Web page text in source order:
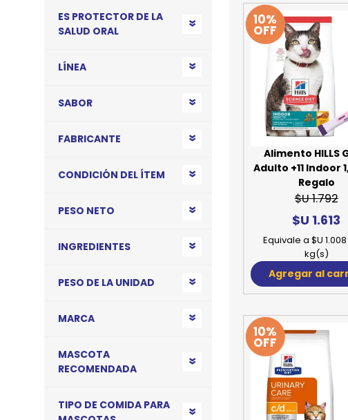
JUGUETES
COMEDEROS Y BEBEDEROS
CAMAS
10%
OFF
Alimento HILLS
Adulto +11 Indoor
Regalo
$U 1.792
$U 1.613
Equivale a $U 1.008
kg(s)
Agregar al
10%
OFF
ES PROTECTOR DE LA
SALUD ORAL
LÍNEA
SABOR
FABRICANTE
CONDICIÓN DEL ÍTEM
PESO NETO
INGREDIENTES
PESO DE LA UNIDAD
MARCA
MASCOTA
RECOMENDADA
TIPO DE COMIDA PARA